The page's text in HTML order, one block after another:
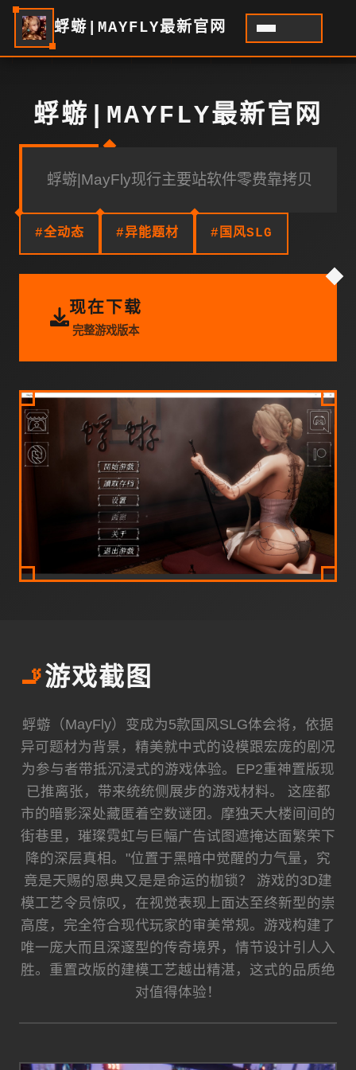
蜉蝣|MAYFLY最新官网
蜉蝣|MAYFLY最新官网
蜉蝣|MayFly现行主要站软件零费靠拷贝
#全动态 #异能题材 #国风SLG
现在下载
完整游戏版本
🚬游戏截图
蜉蝣（MayFly）变成为5款国风SLG体会将，依据
异可题材为背景，精美就中式的设模跟宏庞的剧况
为参与者带抵沉浸式的游戏体验。EP2重神置版现
已推离张，带来统统侧展步的游戏材料。 这座都
市的暗影深处藏匿着空数谜团。摩独天大楼间间的
街巷里，璀璨霓虹与巨幅广告试图遮掩达面繁荣下
降的深层真相。"位置于黑暗中觉醒的力气量，究
竟是天赐的恩典又是是命运的枷锁？ 游戏的3D建
模工艺令员惊叹，在视觉表现上面达至终新型的崇
高度，完全符合现代玩家的审美常规。游戏构建了
唯一庞大而且深邃型的传奇境界，情节设计引人入
胜。重置改版的建模工艺越出精湛，这式的品质绝
对值得体验！